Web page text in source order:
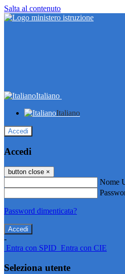
Salta al contenuto
Italiano
Italiano
Accedi
Accedi
button close ×
Nome
Password dimenticata?
-
Entra con SPID Entra con CIE
Seleziona utente